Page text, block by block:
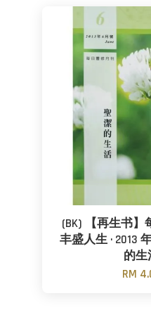
(BK) 【再生书】
丰盛人生 · 2013
的生
RM